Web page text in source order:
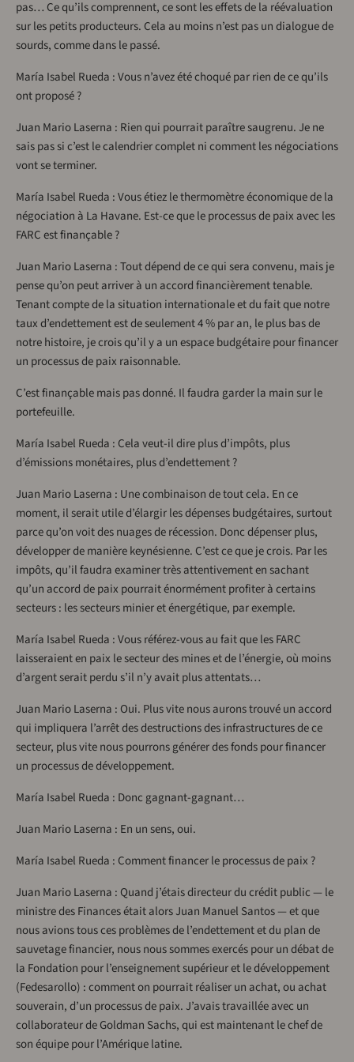
pas… Ce qu’ils comprennent, ce sont les effets de la réévaluation
sur les petits producteurs. Cela au moins n’est pas un dialogue de
sourds, comme dans le passé.
María Isabel Rueda : Vous n’avez été choqué par rien de ce qu’ils
ont proposé ?
Juan Mario Laserna : Rien qui pourrait paraître saugrenu. Je ne
sais pas si c’est le calendrier complet ni comment les négociations
vont se terminer.
María Isabel Rueda : Vous étiez le thermomètre économique de la
négociation à La Havane. Est-ce que le processus de paix avec les
FARC est finançable ?
Juan Mario Laserna : Tout dépend de ce qui sera convenu, mais je
pense qu’on peut arriver à un accord financièrement tenable.
Tenant compte de la situation internationale et du fait que notre
taux d’endettement est de seulement 4 % par an, le plus bas de
notre histoire, je crois qu’il y a un espace budgétaire pour financer
un processus de paix raisonnable.
C’est finançable mais pas donné. Il faudra garder la main sur le
portefeuille.
María Isabel Rueda : Cela veut-il dire plus d’impôts, plus
d’émissions monétaires, plus d’endettement ?
Juan Mario Laserna : Une combinaison de tout cela. En ce
moment, il serait utile d’élargir les dépenses budgétaires, surtout
parce qu’on voit des nuages de récession. Donc dépenser plus,
développer de manière keynésienne. C’est ce que je crois. Par les
impôts, qu’il faudra examiner très attentivement en sachant
qu’un accord de paix pourrait énormément profiter à certains
secteurs : les secteurs minier et énergétique, par exemple.
María Isabel Rueda : Vous référez-vous au fait que les FARC
laisseraient en paix le secteur des mines et de l’énergie, où moins
d’argent serait perdu s’il n’y avait plus attentats…
Juan Mario Laserna : Oui. Plus vite nous aurons trouvé un accord
qui impliquera l’arrêt des destructions des infrastructures de ce
secteur, plus vite nous pourrons générer des fonds pour financer
un processus de développement.
María Isabel Rueda : Donc gagnant-gagnant…
Juan Mario Laserna : En un sens, oui.
María Isabel Rueda : Comment financer le processus de paix ?
Juan Mario Laserna : Quand j’étais directeur du crédit public — le
ministre des Finances était alors Juan Manuel Santos — et que
nous avions tous ces problèmes de l’endettement et du plan de
sauvetage financier, nous nous sommes exercés pour un débat de
la Fondation pour l’enseignement supérieur et le développement
(Fedesarollo) : comment on pourrait réaliser un achat, ou achat
souverain, d’un processus de paix. J’avais travaillée avec un
collaborateur de Goldman Sachs, qui est maintenant le chef de
son équipe pour l’Amérique latine.